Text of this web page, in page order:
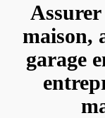
maison,
garage